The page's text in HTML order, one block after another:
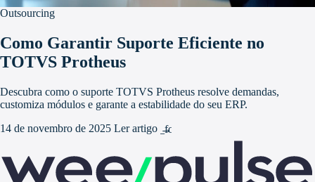
Outsourcing
Como Garantir Suporte Eficiente no
TOTVS Protheus
Descubra como o suporte TOTVS Protheus resolve demandas,
customiza módulos e garante a estabilidade do seu ERP.
14 de novembro de 2025 Ler artigo
arrow_forward